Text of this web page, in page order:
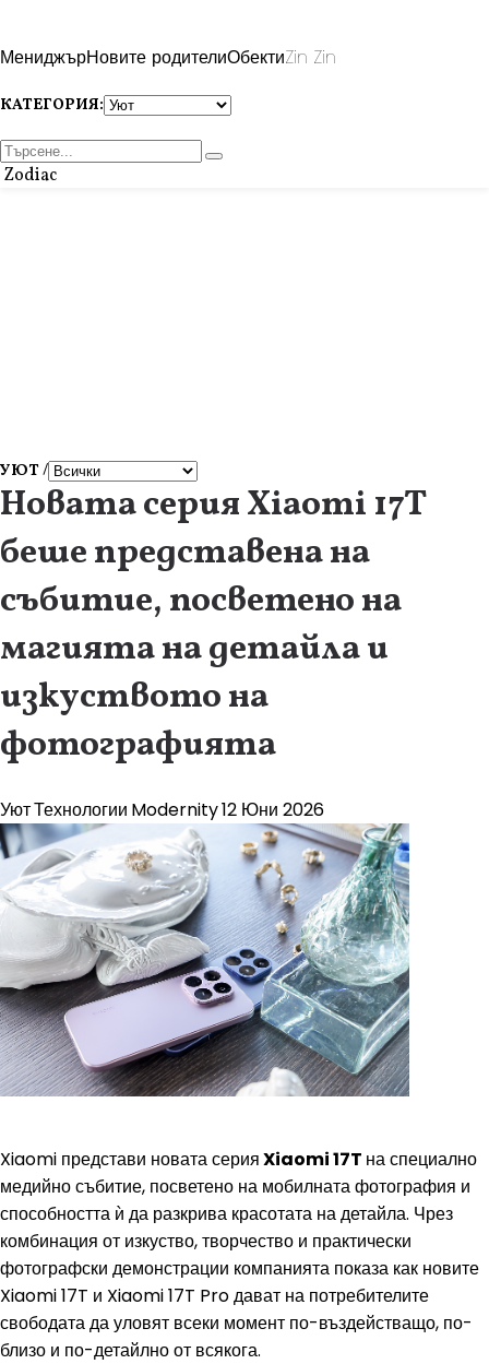
МениджърНовите родителиОбектиZin Zin
КАТЕГОРИЯ:
Zodiac
УЮТ /
Новата серия Xiaomi 17T
беше представена на
събитие, посветено на
магията на детайла и
изкуството на
фотографията
УютТехнологии Modernity12 Юни 2026
Xiaomi представи новата серияXiaomi 17T на специално
медийно събитие, посветено на мобилната фотография и
способността ѝ да разкрива красотата на детайла. Чрез
комбинация от изкуство, творчество и практически
фотографски демонстрации компанията показа как новите
Xiaomi 17T и Xiaomi 17T Pro дават на потребителите
свободата да уловят всеки момент по-въздействащо, по-
близо и по-детайлно от всякога.